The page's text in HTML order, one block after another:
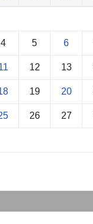
4 5 6
12 13
19 20
26 27